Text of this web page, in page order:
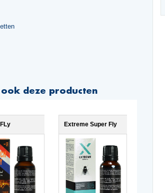
deze producten
Extreme Super Fly